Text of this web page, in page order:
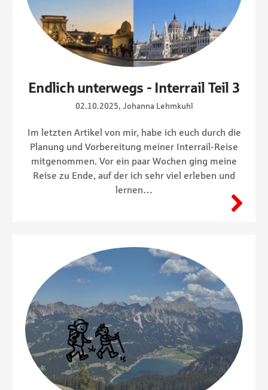
Endlich unterwegs - Interrail Teil 3
02.10.2025, Johanna Lehmkuhl
Im letzten Artikel von mir, habe ich euch durch die
Planung und Vorbereitung meiner Interrail-Reise
mitgenommen. Vor ein paar Wochen ging meine
Reise zu Ende, auf der ich sehr viel erleben und
lernen…